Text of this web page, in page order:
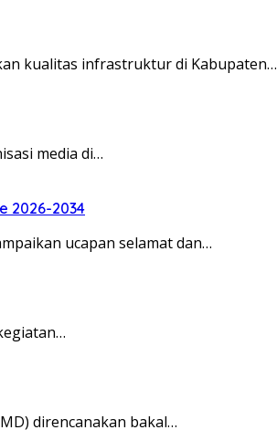
kualitas infrastruktur di Kabupaten…
media di…
2026-2034
ucapan selamat dan…
direncanakan bakal…